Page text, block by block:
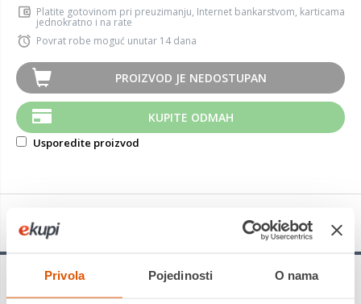
Privola Pojedinosti O nama
Platite gotovinom pri preuzimanju, Internet bankarstvom, karticama
jednokratno i na rate
Povrat robe moguć unutar 14 dana
PROIZVOD JE NEDOSTUPAN
KUPITE ODMAH
Usporedite proizvod
Detalji proizvoda
je nova Pirellijeva ljetna linija za automobile i